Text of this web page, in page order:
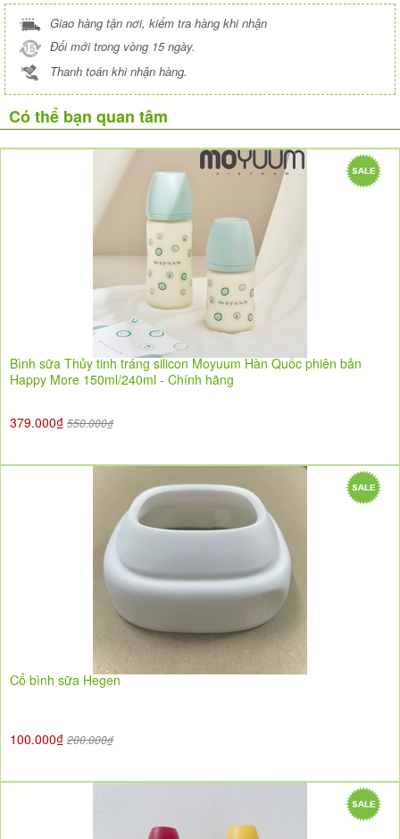
Giao hàng tận nơi, kiểm tra hàng khi nhận
Đổi mới trong vòng 15 ngày.
Thanh toán khi nhận hàng.
Có thể bạn quan tâm
Bình sữa Thủy tinh tráng silicon Moyuum Hàn Quốc phiên bản
Happy More 150ml/240ml - Chính hãng
379.000₫ 550.000₫
Cổ bình sữa Hegen
100.000₫ 200.000₫